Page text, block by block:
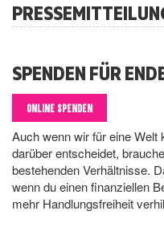
SPENDEN FÜR
ONLINE SPENDEN
Auch wenn wir für eine
darüber entscheidet,
bestehenden Verhältnisse.
wenn du einen finanziellen
mehr Handlungsfreiheit